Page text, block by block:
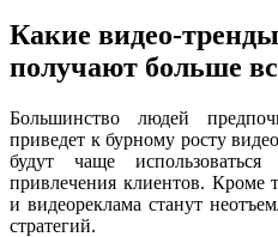
Какие видео-
получают больше
Большинство людей
приведет к бурному росту
будут чаще
привлечения клиентов. Кроме
и видеореклама станут
стратегий.